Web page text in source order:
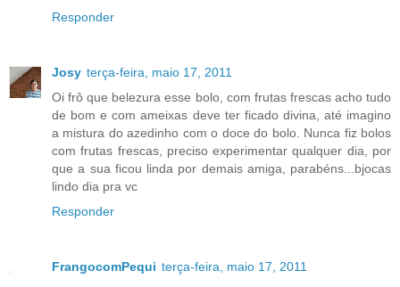
Responder
Josy terça-feira, maio 17, 2011
Oi frô que belezura esse bolo, com frutas frescas acho tudo
de bom e com ameixas deve ter ficado divina, até imagino
a mistura do azedinho com o doce do bolo. Nunca fiz bolos
com frutas frescas, preciso experimentar qualquer dia, por
que a sua ficou linda por demais amiga, parabéns...bjocas
lindo dia pra vc
Responder
FrangocomPequi terça-feira, maio 17, 2011